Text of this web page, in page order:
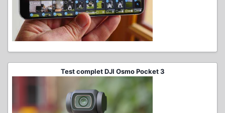
Test complet DJI Osmo Pocket 3